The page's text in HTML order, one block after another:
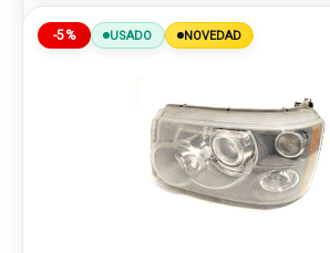
-5% USADO NOVEDAD